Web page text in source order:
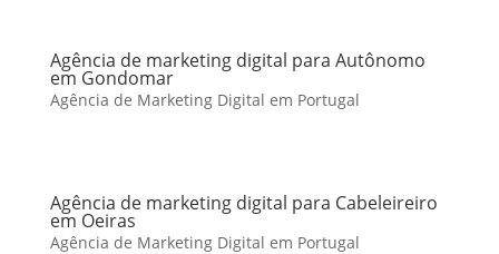
Agência de marketing digital para Autônomo
em Gondomar
Agência de Marketing Digital em Portugal
Agência de marketing digital para Cabeleireiro
em Oeiras
Agência de Marketing Digital em Portugal